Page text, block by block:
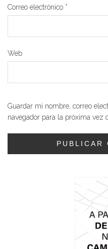
Correo electrónico *
Web
Guardar mi nombre, correo
navegador para la próxima vez